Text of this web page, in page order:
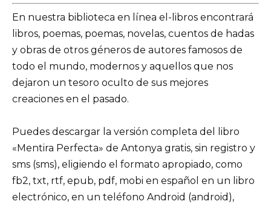
En nuestra biblioteca en línea el-libros encontrará
libros, poemas, poemas, novelas, cuentos de hadas
y obras de otros géneros de autores famosos de
todo el mundo, modernos y aquellos que nos
dejaron un tesoro oculto de sus mejores
creaciones en el pasado.
Puedes descargar la versión completa del libro
«Mentira Perfecta» de Antonya gratis, sin registro y
sms (sms), eligiendo el formato apropiado, como
fb2, txt, rtf, epub, pdf, mobi en español en un libro
electrónico, en un teléfono Android (android),